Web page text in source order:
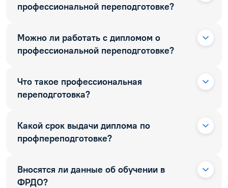
профессиональной переподготовке?
Можно ли работать с дипломом о
профессиональной переподготовке?
Что такое профессиональная
переподготовка?
Какой срок выдачи диплома по
профпереподготовке?
Вносятся ли данные об обучении в
ФРДО?